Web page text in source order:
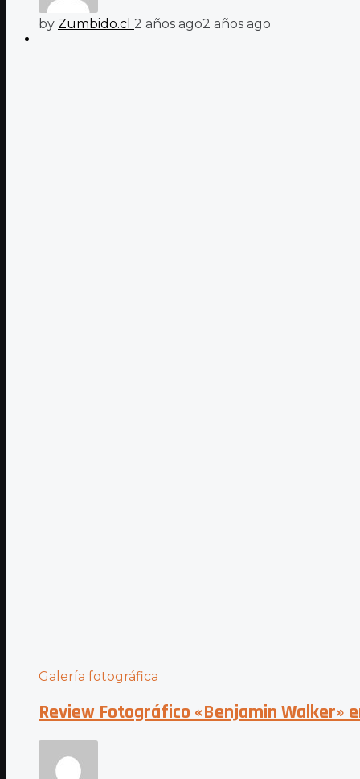
by Zumbido.cl 2 años ago2 años ago
Galería fotográfica
Review Fotográfico «Benjamin Walker»